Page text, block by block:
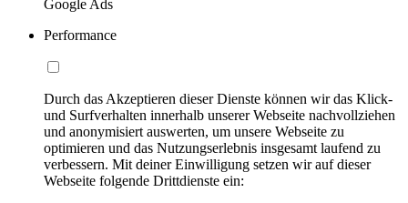
Google Ads
Performance
Durch das Akzeptieren dieser Dienste können wir das Klick-
und Surfverhalten innerhalb unserer Webseite nachvollziehen
und anonymisiert auswerten, um unsere Webseite zu
optimieren und das Nutzungserlebnis insgesamt laufend zu
verbessern. Mit deiner Einwilligung setzen wir auf dieser
Webseite folgende Drittdienste ein: